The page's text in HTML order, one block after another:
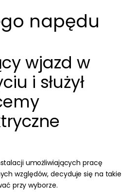
napędu
wjazd w
i służył
umożliwiających pracę
względów, decyduje się na takie
przy wyborze.